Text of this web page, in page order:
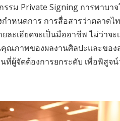
รม Private Signing การพาบาจ
กำหนดการ การสื่อสารว่าตลาด
ะเอียดจะเป็นมืออาชีพ ไม่ว่าจ
ภาพของผลงานศิลปะและของ
ที่ผู้จัดต้องการยกระดับ เพื่อพิสู